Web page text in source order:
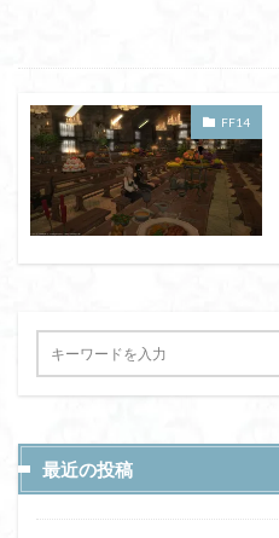
FF14
最近の投稿